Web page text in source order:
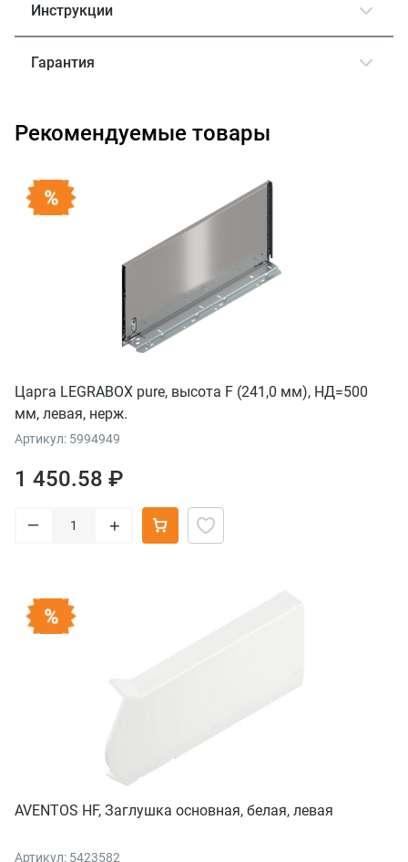
Инструкции
Гарантия
Рекомендуемые товары
Царга LEGRABOX pure, высота F (241,0 мм), НД=500
мм, левая, нерж.
Артикул: 5994949
1 450.58 ₽
– +
AVENTOS HF, Заглушка основная, белая, левая
Артикул: 5423582